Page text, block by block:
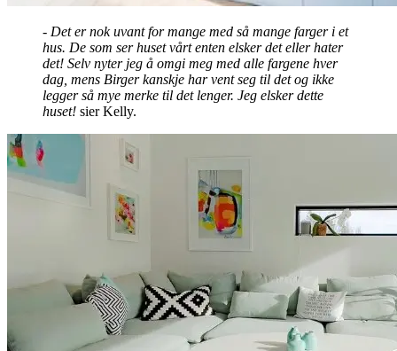
- Det er nok uvant for mange med så mange farger i et
hus. De som ser huset vårt enten elsker det eller hater
det! Selv nyter jeg å omgi meg med alle fargene hver
dag, mens Birger kanskje har vent seg til det og ikke
legger så mye merke til det lenger. Jeg elsker dette
huset! sier Kelly.